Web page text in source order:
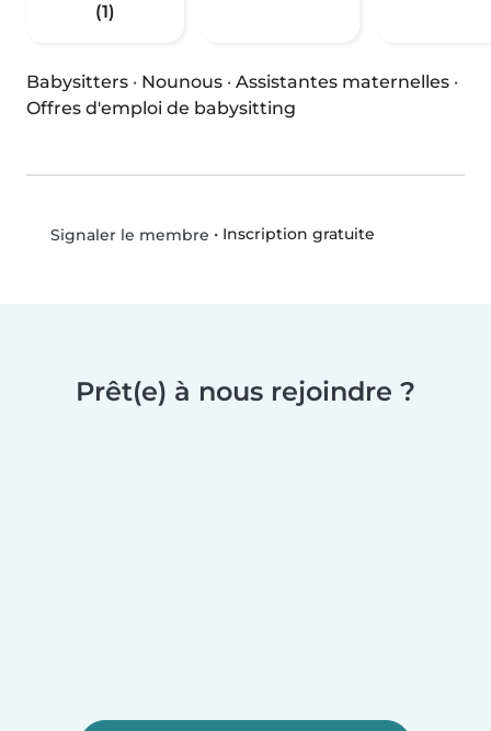
(1)
Babysitters · Nounous · Assistantes maternelles ·
Offres d'emploi de babysitting
Signaler le membre • Inscription gratuite
Prêt(e) à nous rejoindre ?